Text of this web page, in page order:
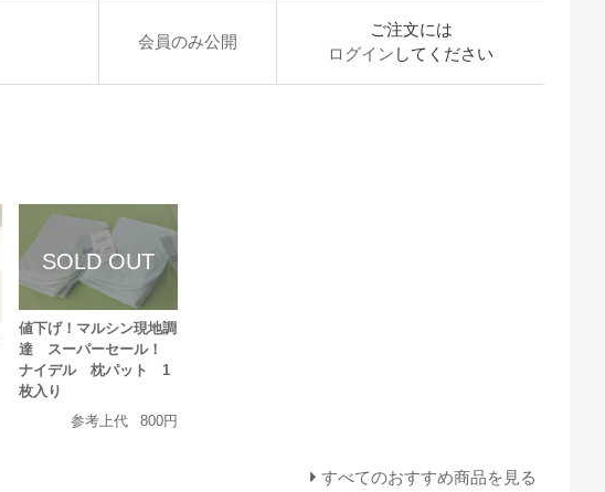
会員のみ公開
ご注文には
ログイン してください
値下げ！マルシン現地調
達 スーパーセール！
ナイデル 枕パット 1
枚入り
参考上代
800円
すべてのおすすめ商品を見る